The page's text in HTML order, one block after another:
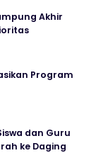
Akhir
Program
dan Guru
ke Daging